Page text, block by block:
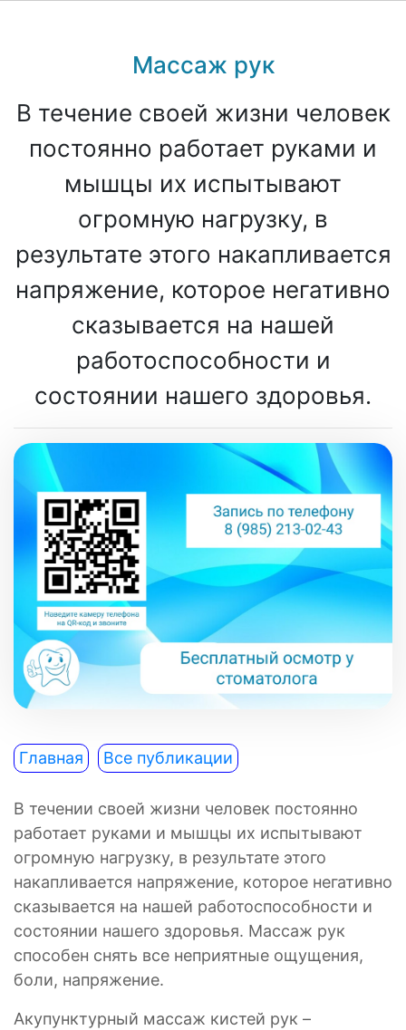
Массаж рук
В течение своей жизни человек
постоянно работает руками и
мышцы их испытывают
огромную нагрузку, в
результате этого накапливается
напряжение, которое негативно
сказывается на нашей
работоспособности и
состоянии нашего здоровья.
Главная Все публикации
В течении своей жизни человек постоянно
работает руками и мышцы их испытывают
огромную нагрузку, в результате этого
накапливается напряжение, которое негативно
сказывается на нашей работоспособности и
состоянии нашего здоровья. Массаж рук
способен снять все неприятные ощущения,
боли, напряжение.
Акупунктурный массаж кистей рук –